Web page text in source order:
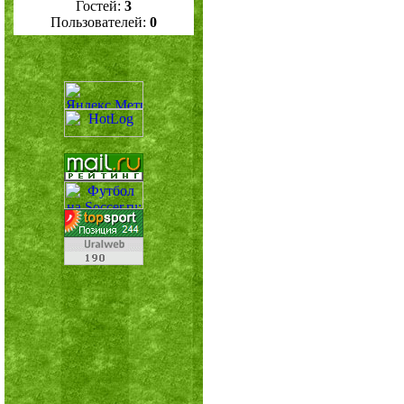
Гостей: 3
Пользователей: 0